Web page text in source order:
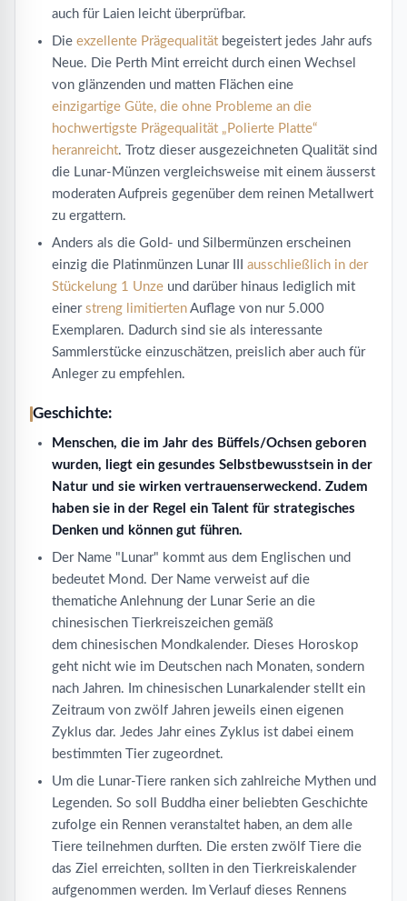
auch für Laien leicht überprüfbar.
Die exzellente Prägequalität begeistert jedes Jahr aufs
Neue. Die Perth Mint erreicht durch einen Wechsel
von glänzenden und matten Flächen eine
einzigartige Güte, die ohne Probleme an die
hochwertigste Prägequalität „Polierte Platte“
heranreicht. Trotz dieser ausgezeichneten Qualität sind
die Lunar-Münzen vergleichsweise mit einem äusserst
moderaten Aufpreis gegenüber dem reinen Metallwert
zu ergattern.
Anders als die Gold- und Silbermünzen erscheinen
einzig die Platinmünzen Lunar III ausschließlich in der
Stückelung 1 Unze und darüber hinaus lediglich mit
einer streng limitierten Auflage von nur 5.000
Exemplaren. Dadurch sind sie als interessante
Sammlerstücke einzuschätzen, preislich aber auch für
Anleger zu empfehlen.
Geschichte:
Menschen, die im Jahr des Büffels/Ochsen geboren
wurden, liegt ein gesundes Selbstbewusstsein in der
Natur und sie wirken vertrauenserweckend. Zudem
haben sie in der Regel ein Talent für strategisches
Denken und können gut führen.
Der Name "Lunar" kommt aus dem Englischen und
bedeutet Mond. Der Name verweist auf die
thematiche Anlehnung der Lunar Serie an die
chinesischen Tierkreiszeichen gemäß
dem chinesischen Mondkalender. Dieses Horoskop
geht nicht wie im Deutschen nach Monaten, sondern
nach Jahren. Im chinesischen Lunarkalender stellt ein
Zeitraum von zwölf Jahren jeweils einen eigenen
Zyklus dar. Jedes Jahr eines Zyklus ist dabei einem
bestimmten Tier zugeordnet.
Um die Lunar-Tiere ranken sich zahlreiche Mythen und
Legenden. So soll Buddha einer beliebten Geschichte
zufolge ein Rennen veranstaltet haben, an dem alle
Tiere teilnehmen durften. Die ersten zwölf Tiere die
das Ziel erreichten, sollten in den Tierkreiskalender
aufgenommen werden. Im Verlauf dieses Rennens